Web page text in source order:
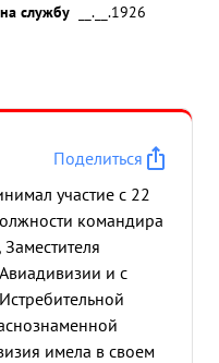
службу
__.__.1926
Поделиться
участие с 22
командира
и с
имела в своем